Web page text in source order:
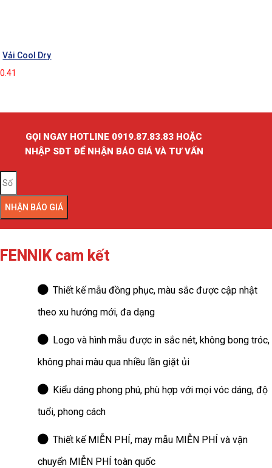
Vải Cool Dry
GỌI NGAY HOTLINE 0919.87.83.83 HOẶC
NHẬP SĐT ĐỂ NHẬN BÁO GIÁ VÀ TƯ VẤN
NHẬN BÁO GIÁ
FENNIK cam kết
Thiết kế mẫu đồng phục, màu sắc được cập nhật
theo xu hướng mới, đa dạng
Logo và hình mẫu được in sắc nét, không bong tróc,
không phai màu qua nhiều lần giặt ủi
Kiểu dáng phong phú, phù hợp với mọi vóc dáng, độ
tuổi, phong cách
Thiết kế MIỄN PHÍ, may mẫu MIỄN PHÍ và vận
chuyển MIỄN PHÍ toàn quốc